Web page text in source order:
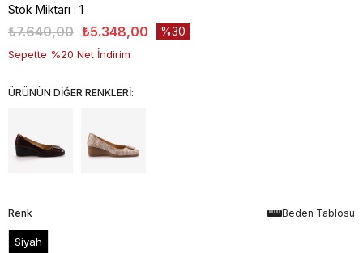
Stok Miktarı : 1
₺7.640,00 ₺5.348,00 30
Sepette %20 Net İndirim
ÜRÜNÜN DİĞER RENKLERİ:
Beden Tablosu
Renk
Siyah